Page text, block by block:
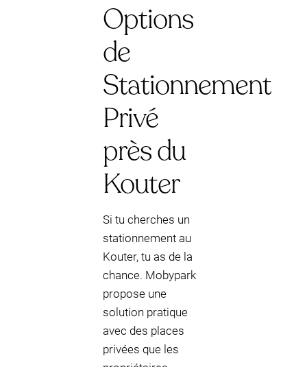
Options
de
Stationnement
Privé
près du
Kouter
Si tu cherches un
stationnement au
Kouter, tu as de la
chance. Mobypark
propose une
solution pratique
avec des places
privées que les